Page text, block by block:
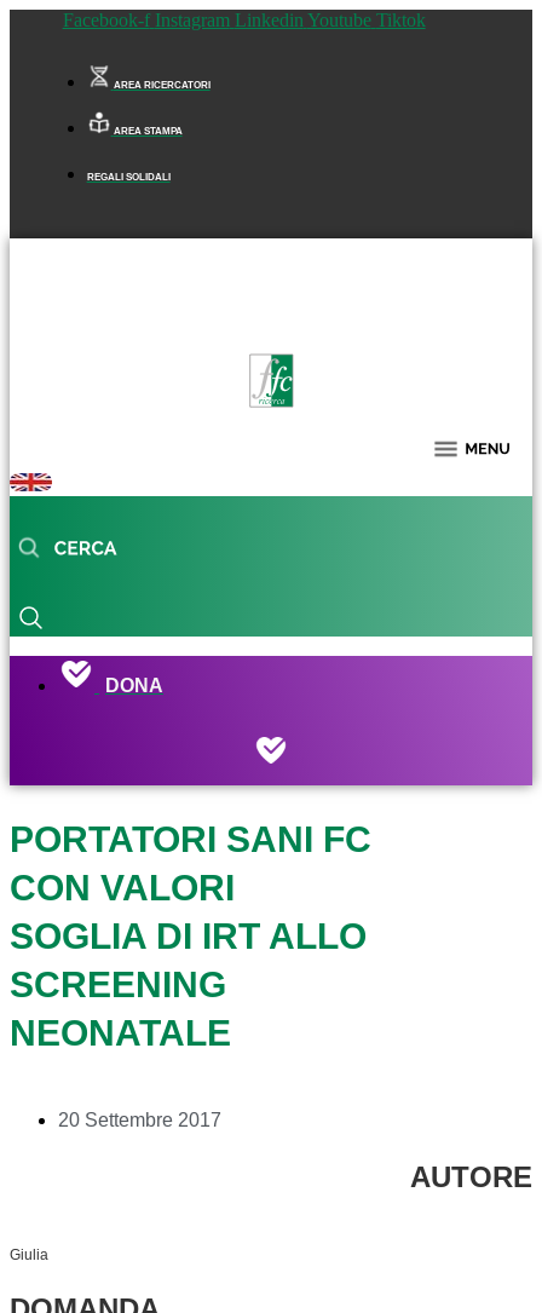
Facebook-f Instagram Linkedin Youtube Tiktok
AREA RICERCATORI
AREA STAMPA
REGALI SOLIDALI
DONA
PORTATORI SANI FC
CON VALORI
SOGLIA DI IRT ALLO
SCREENING
NEONATALE
20 Settembre 2017
AUTORE
Giulia